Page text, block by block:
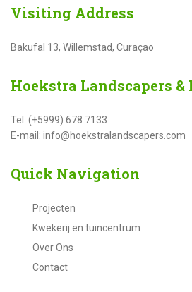
Visiting Address
Bakufal 13, Willemstad, Curaçao
Hoekstra Landscapers
Tel: (+5999) 678 7133
E-mail: info@hoekstralandscapers.com
Quick Navigation
Projecten
Kwekerij en tuincentrum
Over Ons
Contact